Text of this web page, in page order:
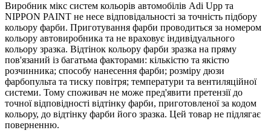
Виробник мікс систем кольорів автомобілів Adi Upp та
NIPPON PAINT не несе відповідальності за точність підбору
кольору фарби. Приготування фарби проводиться за номером
кольору автовиробника та не враховує індивідуального
кольору зразка. Відтінок кольору фарби зразка на пряму
пов'язаний із багатьма факторами: кількістю та якістю
розчинника; способу нанесення фарби; розміру дюзи
фарбопульта та тиску повітря; температури та вентиляційної
системи. Тому споживач не може пред'явити претензії до
точної відповідності відтінку фарби, приготовленої за кодом
кольору, до відтінку фарби його зразка. Цей товар не підлягає
поверненню.